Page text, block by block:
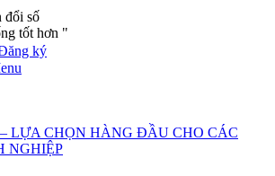
đổi số
tốt hơn "
ký
LỰA CHỌN HÀNG ĐẦU CHO CÁC
NGHIỆP